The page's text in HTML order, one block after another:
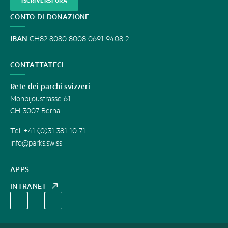
APPS
INTRANET
CONTO DI DONAZIONE
IBAN CH82 8080 8008 0691 9408 2
CONTATTATECI
Rete dei parchi svizzeri
Monbijoustrasse 61
CH-3007 Berna
Tel. +41 (0)31 381 10 71
info@parks.swiss